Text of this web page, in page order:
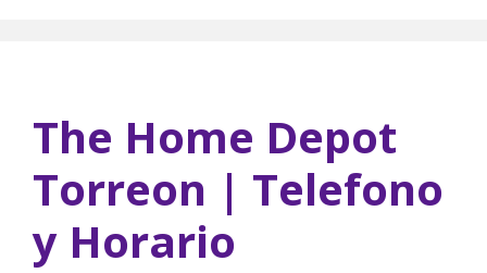
The Home Depot
Torreon | Telefono
y Horario